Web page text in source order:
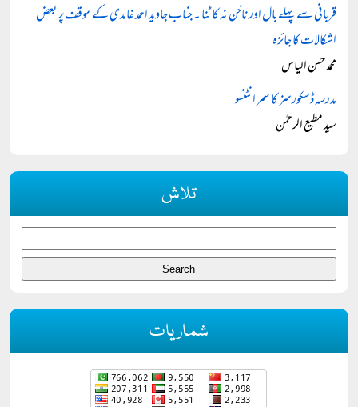
قربانی سے پہلے بال اور ناخن نہ کاٹنا ۔ جناب جاوید احمد غامدی کے موقف پر بعض
اشکالات کا جائزہ
محمد حسن الیاس
مدرسہ ڈسکورسز کا سمر انٹنسو
سید مطیع الرحمٰن
تلاش
شماریات